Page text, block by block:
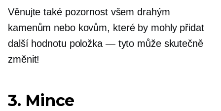
Věnujte také pozornost všem drahým
kamenům nebo kovům, které by mohly přidat
další hodnotu položka — tyto může skutečně
změnit!
3. Mince